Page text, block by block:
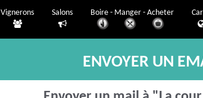
Vignerons Salons Boire - Manger - Acheter
ENVOYER UN